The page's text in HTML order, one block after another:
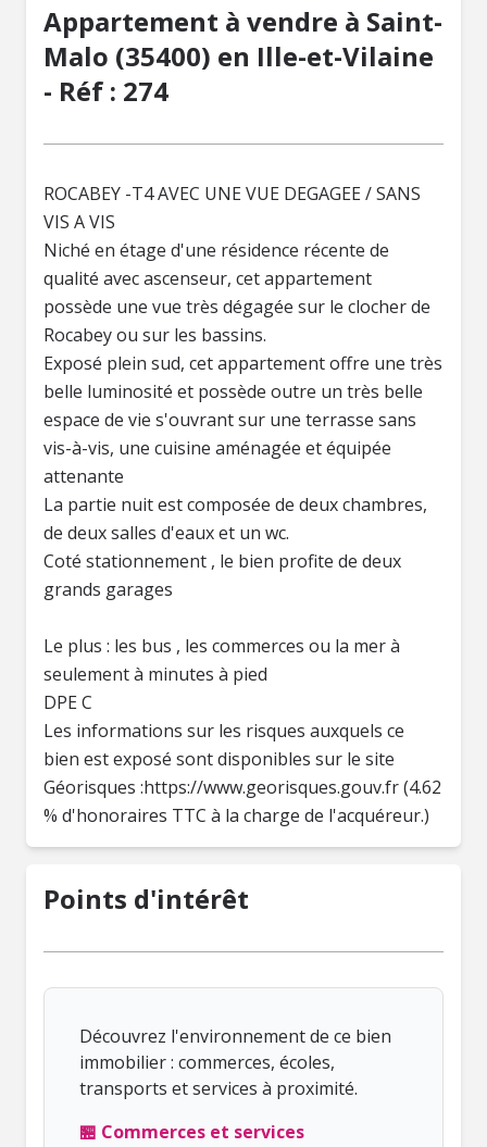
Appartement à vendre à Saint-
Malo (35400) en Ille-et-Vilaine
- Réf : 274
ROCABEY -T4 AVEC UNE VUE DEGAGEE / SANS
VIS A VIS
Niché en étage d'une résidence récente de
qualité avec ascenseur, cet appartement
possède une vue très dégagée sur le clocher de
Rocabey ou sur les bassins.
Exposé plein sud, cet appartement offre une très
belle luminosité et possède outre un très belle
espace de vie s'ouvrant sur une terrasse sans
vis-à-vis, une cuisine aménagée et équipée
attenante
La partie nuit est composée de deux chambres,
de deux salles d'eaux et un wc.
Coté stationnement , le bien profite de deux
grands garages
Le plus : les bus , les commerces ou la mer à
seulement à minutes à pied
DPE C
Les informations sur les risques auxquels ce
bien est exposé sont disponibles sur le site
Géorisques :https://www.georisques.gouv.fr (4.62
% d'honoraires TTC à la charge de l'acquéreur.)
Points d'intérêt
Découvrez l'environnement de ce bien
immobilier : commerces, écoles,
transports et services à proximité.
🏪 Commerces et services